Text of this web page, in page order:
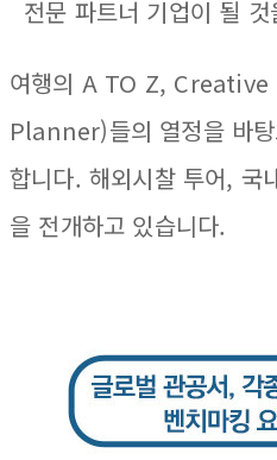
전문 파트너 기업이 될
여행의 A TO Z, Creative
Planner)들의 열정을 바
합니다. 해외시찰 투어, 국
을 전개하고 있습니다.